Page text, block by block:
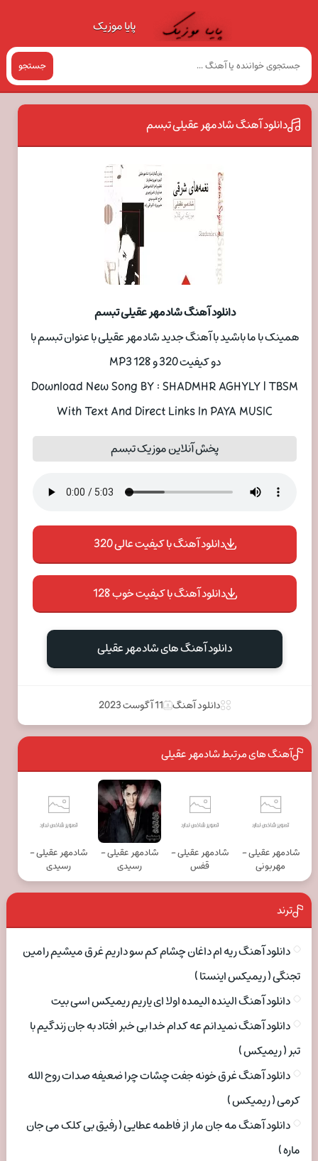
پایا موزیک
جستجو
دانلود آهنگ شادمهر عقیلی تبسم
دانلود آهنگ شادمهر عقیلی تبسم
همینک با ما باشید با آهنگ جدید شادمهر عقیلی با عنوان تبسم با
دو کیفیت 320 و 128 MP3
Download New Song BY : SHADMHR AGHYLY | TBSM
With Text And Direct Links In PAYA MUSIC
پخش آنلاین موزیک تبسم
دانلود آهنگ با کیفیت عالی 320
دانلود آهنگ با کیفیت خوب 128
دانلود آهنگ های شادمهر عقیلی
دانلود آهنگ 11 آگوست 2023
آهنگ های مرتبط شادمهر عقیلی
شادمهر عقیلی -
مهربونی
شادمهر عقیلی -
قفس
شادمهر عقیلی -
رسیدی
شادمهر عقیلی -
رسیدی
ترند
دانلود آهنگ ریه ام داغان چشام کم سو داریم غرق میشیم رامین
تجنگی ( ریمیکس اینستا )
دانلود آهنگ الینده الیمده اولا ای یاریم ریمیکس اسی بیت
دانلود آهنگ نمیدانم عه کدام خدا بی خبر افتاد به جان زندگیم با
تبر ( ریمیکس )
دانلود آهنگ غرق خونه جفت چشات چرا ضعیفه صدات روح الله
کرمی ( ریمیکس )
دانلود آهنگ مه جان مار از فاطمه عطایی ( رفیق بی کلک می جان
ماره )